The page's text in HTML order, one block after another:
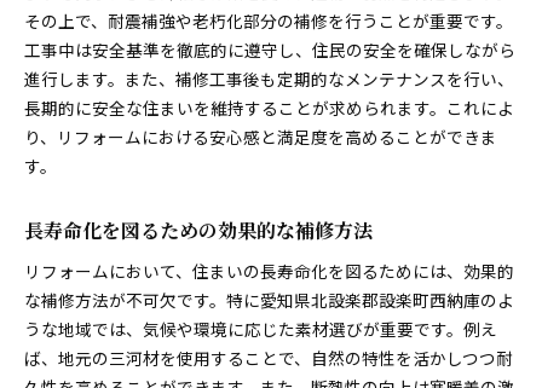
その上で、耐震補強や老朽化部分の補修を行うことが重要です。
工事中は安全基準を徹底的に遵守し、住民の安全を確保しながら
進行します。また、補修工事後も定期的なメンテナンスを行い、
長期的に安全な住まいを維持することが求められます。これによ
り、リフォームにおける安心感と満足度を高めることができま
す。
長寿命化を図るための効果的な補修方法
リフォームにおいて、住まいの長寿命化を図るためには、効果的
な補修方法が不可欠です。特に愛知県北設楽郡設楽町西納庫のよ
うな地域では、気候や環境に応じた素材選びが重要です。例え
ば、地元の三河材を使用することで、自然の特性を活かしつつ耐